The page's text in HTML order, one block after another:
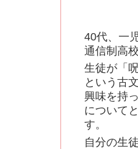
40代、一
通信制高
生徒が「
という古
興味を持
について
す。
自分の生